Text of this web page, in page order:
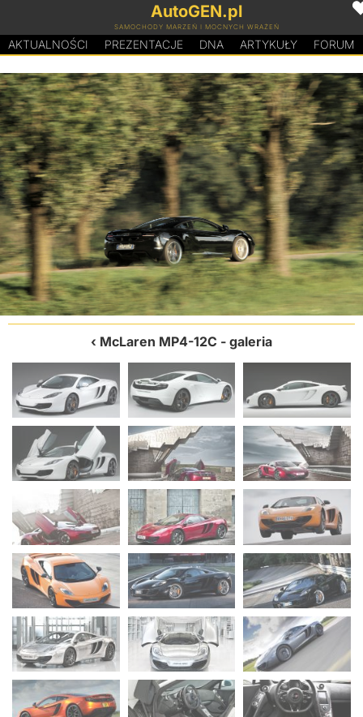
AutoGEN.pl
SAMOCHODY MARZEŃ I MOCNYCH WRAŻEŃ
AKTUALNOŚCI PREZENTACJE DNA ARTYKUŁY FORUM
McLaren MP4-12C - galeria